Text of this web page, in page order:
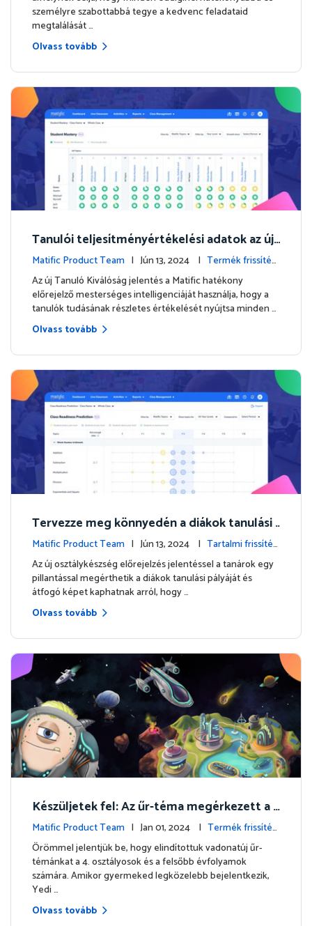
személyre szabottabbá tegye a kedvenc feladataid
megtalálását …
Olvass tovább
Tanulói teljesítményértékelési adatok az új
Tanulói Kiválóság jelentéssel
Matific Product Team | Jún 13, 2024 | Termék frissítés
ek
Az új Tanuló Kiválóság jelentés a Matific hatékony
előrejelző mesterséges intelligenciáját használja, hogy a
tanulók tudásának részletes értékelését nyújtsa minden …
Olvass tovább
Tervezze meg könnyedén a diákok tanulási
útját az új osztálykészség előrejelzéssel
Matific Product Team | Jún 13, 2024 | Tartalmi frissítés
ek
Az új osztálykészség előrejelzés jelentéssel a tanárok egy
pillantással megérthetik a diákok tanulási pályáját és
átfogó képet kaphatnak arról, hogy …
Olvass tovább
Készüljetek fel: Az űr-téma megérkezett a 4
. osztályosoknak és a felsőbb évfolyamokna
k!
Matific Product Team | Jan 01, 2024 | Termék frissítés
ek
Örömmel jelentjük be, hogy elindítottuk vadonatúj űr-
témánkat a 4. osztályosok és a felsőbb évfolyamok
számára. Amikor gyermeked legközelebb bejelentkezik,
Yedi …
Olvass tovább